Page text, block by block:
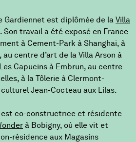
Gardiennet est diplômée de la Villa
Son travail a été exposé en France
à Cement-Park à Shanghai, à
centre d’art de la Villa Arson à
Capucins à Embrun, au centre
à la Tôlerie à Clermont-
Jean-Cocteau aux Lilas.
est co-constructrice et résidente
à Bobigny, où elle vit et
résidence aux Magasins